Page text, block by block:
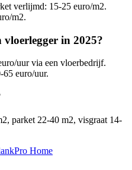
verlijmd: 15-25 euro/m2.
m2.
in 2025?
uur via een vloerbedrijf.
65 euro/uur.
parket 22-40 m2, visgraat 14-
Home